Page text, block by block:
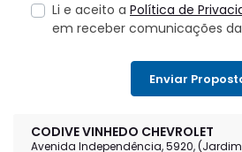
CODIVE VINHEDO CHEVROLET
Avenida Independência, 5920,
Li e aceito a Política de
em receber comunicações
Enviar